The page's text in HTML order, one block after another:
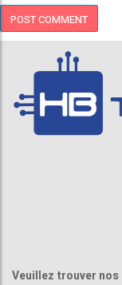
Veuillez trouver